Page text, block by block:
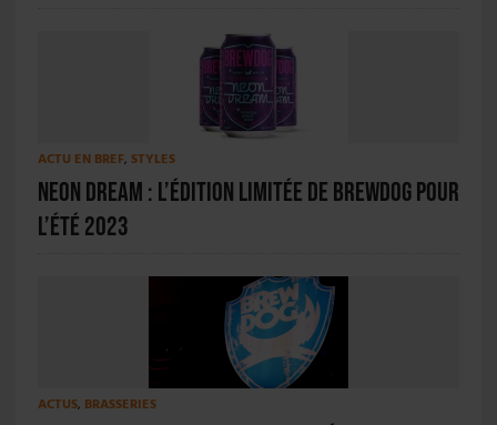
ACTU EN BREF, STYLES
Neon Dream : l’édition limitée de BrewDog pour
l’été 2023
ACTUS, BRASSERIES